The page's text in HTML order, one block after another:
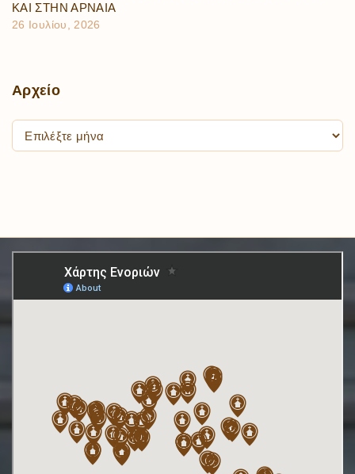
ΚΑΙ ΣΤΗΝ ΑΡΝΑΙΑ
26 Ιουλίου, 2026
Αρχείο